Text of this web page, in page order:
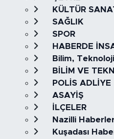
KÜLTÜR
SAĞLIK
SPOR
HABERDE
Bilim, Teknoloji
BİLİM VE
POLİS ADLİYE
ASAYİŞ
İLÇELER
Nazilli
Kuşadası